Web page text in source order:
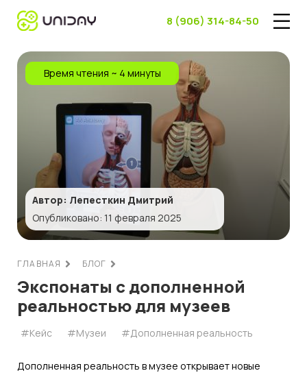
8 (906) 314-84-50
Автор: Лепесткин Дмитрий
Опубликовано: 11 февраля 2025
Время чтения ~ 4 минуты
ГЛАВНАЯ БЛОГ
Экспонаты с дополненной
реальностью для музеев
#Кейс #Музеи #Дополненная реальность
Дополненная реальность в музее открывает новые